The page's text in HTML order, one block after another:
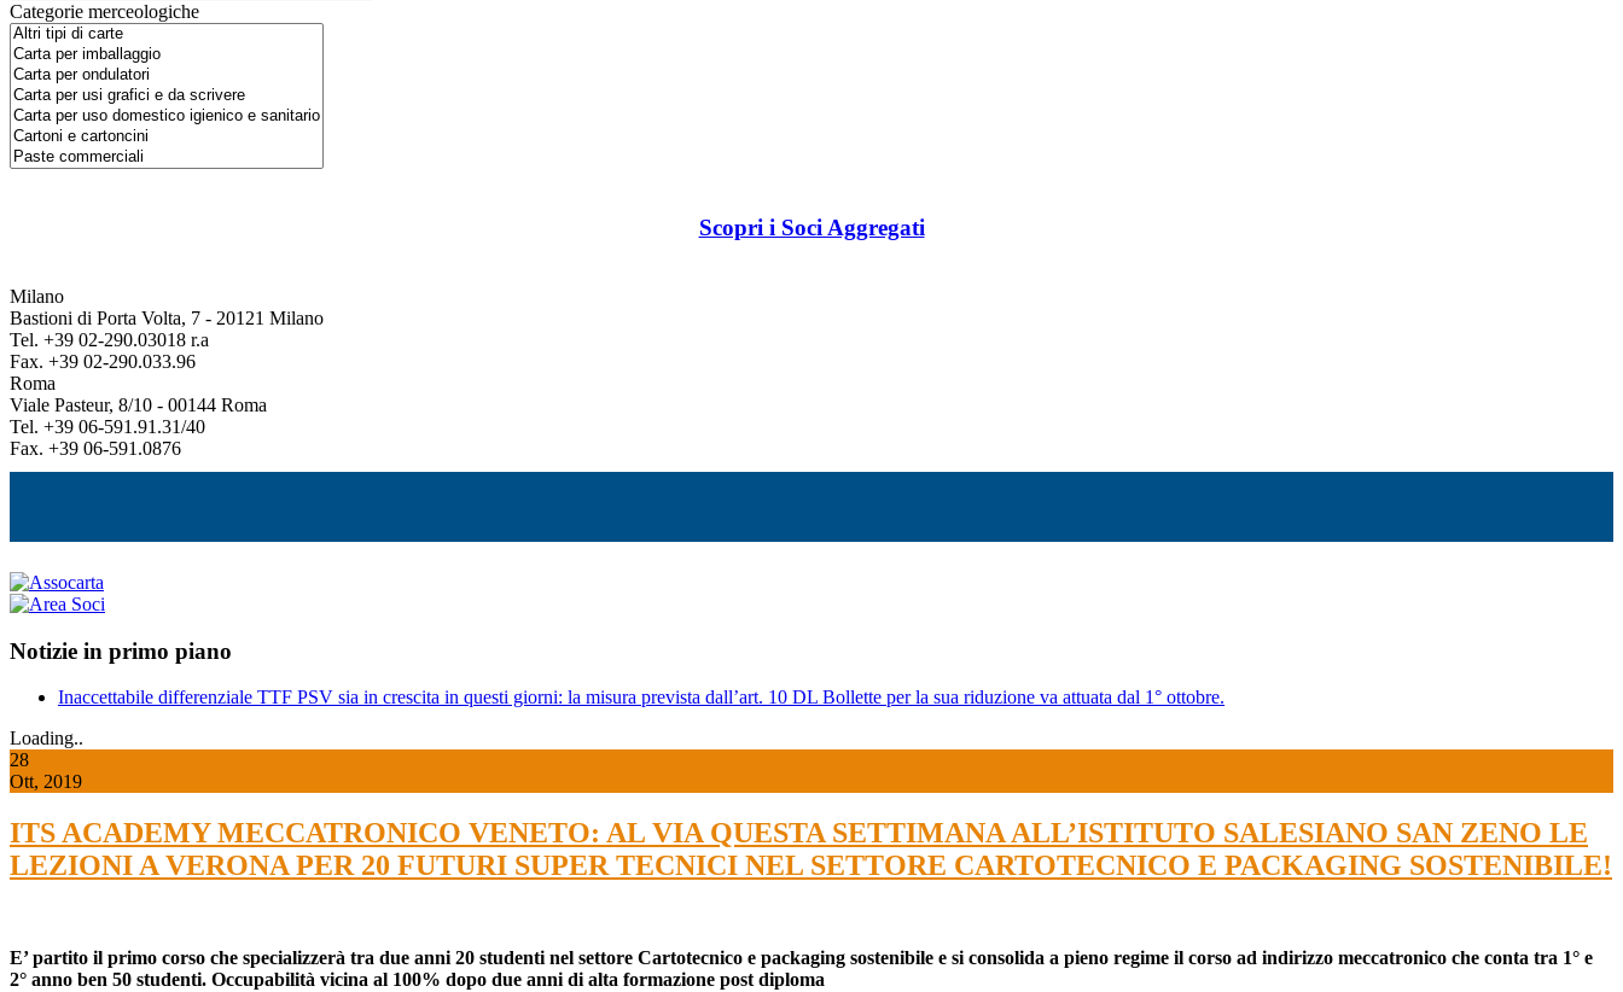
Categorie merceologiche
Scopri i Soci Aggregati
Milano
Bastioni di Porta Volta, 7 - 20121 Milano
Tel. +39 02-290.03018 r.a
Fax. +39 02-290.033.96
Roma
Viale Pasteur, 8/10 - 00144 Roma
Tel. +39 06-591.91.31/40
Fax. +39 06-591.0876
Notizie in primo piano
Inaccettabile differenziale TTF PSV sia in crescita in questi giorni: la misura prevista dall’art. 10 DL Bollette per la sua riduzione va attuata dal 1° ottobre.
Loading..
28
Ott, 2019
ITS ACADEMY MECCATRONICO VENETO: AL VIA QUESTA SETTIMANA ALL’ISTITUTO SALESIANO SAN ZENO LE
LEZIONI A VERONA PER 20 FUTURI SUPER TECNICI NEL SETTORE CARTOTECNICO E PACKAGING SOSTENIBILE!
E’ partito il primo corso che specializzerà tra due anni 20 studenti nel settore Cartotecnico e packaging sostenibile e si consolida a pieno regime il corso ad indirizzo meccatronico che conta tra 1° e
2° anno ben 50 studenti. Occupabilità vicina al 100% dopo due anni di alta formazione post diploma